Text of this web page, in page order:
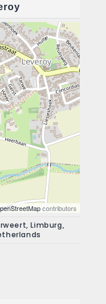
contributors
Limburg,